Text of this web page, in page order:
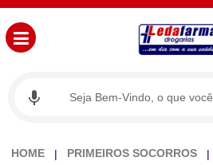
HOME PRIMEIROS SOCORROS